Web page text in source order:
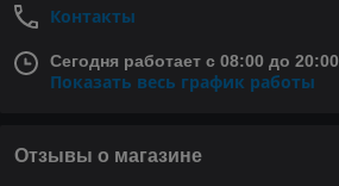
Контакты
Сегодня работает с 08:00 до 20:00
Показать весь график работы
Отзывы о магазине